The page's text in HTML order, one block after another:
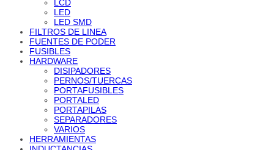
LCD
LED
LED SMD
FILTROS DE LINEA
FUENTES DE PODER
FUSIBLES
HARDWARE
DISIPADORES
PERNOS/TUERCAS
PORTAFUSIBLES
PORTALED
PORTAPILAS
SEPARADORES
VARIOS
HERRAMIENTAS